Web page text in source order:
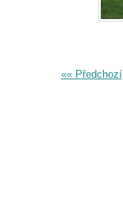
«« Předchozí